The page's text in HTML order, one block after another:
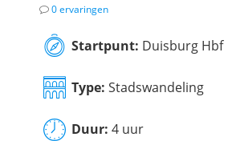
0 ervaringen
Startpunt: Duisburg Hbf
Type: Stadswandeling
Duur: 4 uur